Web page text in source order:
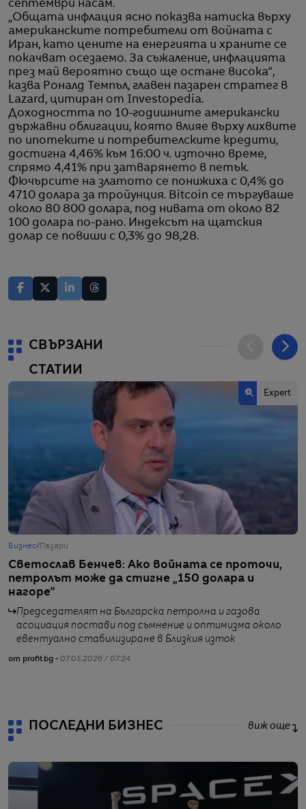
септември насам.
„Общата инфлация ясно показва натиска върху
американските потребители от войната с
Иран, като цените на енергията и храните се
покачват осезаемо. За съжаление, инфлацията
през май вероятно също ще остане висока“,
казва Роналд Темпъл, главен пазарен стратег в
Lazard, цитиран от Investopedia.
Доходността по 10-годишните американски
държавни облигации, която влияе върху лихвите
по ипотеките и потребителските кредити,
достигна 4,46% към 16:00 ч. източно време,
спрямо 4,41% при затварянето в петък.
Фючърсите на златото се понижиха с 0,4% до
4710 долара за тройунция. Bitcoin се търгуваше
около 80 800 долара, под нивата от около 82
100 долара по-рано. Индексът на щатския
долар се повиши с 0,3% до 98,28.
СВЪРЗАНИ
СТАТИИ
Еxpert
Бизнес/Пазари
Светослав Бенчев: Ако войната се проточи,
петролът може да стигне „150 долара и
нагоре“
Председателят на Българска петролна и газова
асоциация постави под съмнение и оптимизма около
евентуално стабилизиране в Близкия изток
от profit.bg - 07.05.2026 / 07:24
ПОСЛЕДНИ БИЗНЕС виж още